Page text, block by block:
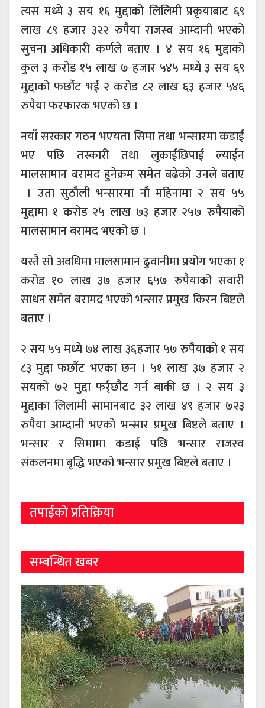
त्यस मध्ये ३ सय १६ मुद्दाको लिलिमी प्रकृयाबाट ६९
लाख ८९ हजार ३२२ रुपैया राजस्व आम्दानी भएको
सुचना अधिकारी कर्णले बताए । ४ सय १६ मुद्दाको
कुल ३ करोड १५ लाख ७ हजार ५४५ मध्ये ३ सय ६९
मुद्दाको फर्छौट भई २ करोड ८२ लाख ६३ हजार ५४६
रुपैया फरफारक भएको छ ।
नयाँ सरकार गठन भएयता सिमा तथा भन्सारमा कडाई
भए पछि तस्कारी तथा लुकाईछिपाई ल्याईन
मालसामान बरामद हुनेक्रम समेत बढेको उनले बताए
। उता सुठौली भन्सारमा नौ महिनामा २ सय ५५
मुद्दामा १ करोड २५ लाख ७३ हजार २५७ रुपैयाको
मालसामान बरामद भएको छ ।
यस्तै सो अवधिमा मालसामान ढुवानीमा प्रयोग भएका १
करोड १० लाख ३७ हजार ६५७ रुपैयाको सवारी
साधन समेत बरामद भएको भन्सार प्रमुख किरन बिष्टले
बताए ।
२ सय ५५ मध्ये ७४ लाख ३६हजार ५७ रुपैयाको १ सय
८३ मुद्दा फर्छौट भएका छन । ५१ लाख ३७ हजार २
सयको ७२ मुद्दा फर्र्छौट गर्न बाकी छ । २ सय ३
मुद्दाका लिलामी सामानबाट ३२ लाख ४९ हजार ७२३
रुपैया आम्दानी भएको भन्सार प्रमुख बिष्टले बताए ।
भन्सार र सिमामा कडाई पछि भन्सार राजस्व
संकलनमा बृद्धि भएको भन्सार प्रमुख बिष्टले बताए ।
तपाईको प्रतिक्रिया
सम्बन्धित खबर